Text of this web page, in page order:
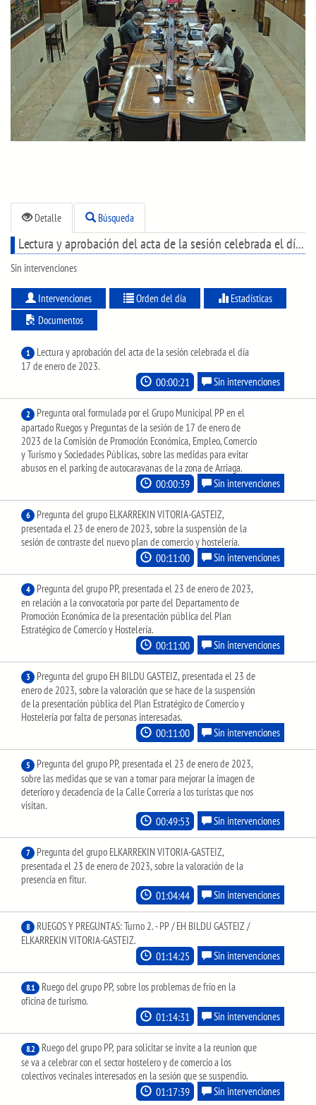
Detalle Búsqueda
Lectura y aprobación del acta de la sesión celebrada el día 17 de enero de 2023.
Sin intervenciones
Intervenciones Orden del día
Estadísticas
Documentos
1
Lectura y aprobación del acta de la sesión celebrada el día
17 de enero de 2023.
00:00:21 Sin intervenciones
2
Pregunta oral formulada por el Grupo Municipal PP en el
apartado Ruegos y Preguntas de la sesión de 17 de enero de
2023 de la Comisión de Promoción Económica, Empleo, Comercio
y Turismo y Sociedades Públicas, sobre las medidas para evitar
abusos en el parking de autocaravanas de la zona de Arriaga.
00:00:39 Sin intervenciones
6
Pregunta del grupo ELKARREKIN VITORIA-GASTEIZ,
presentada el 23 de enero de 2023, sobre la suspensión de la
sesión de contraste del nuevo plan de comercio y hostelería.
00:11:00 Sin intervenciones
4
Pregunta del grupo PP, presentada el 23 de enero de 2023,
en relación a la convocatoria por parte del Departamento de
Promoción Económica de la presentación pública del Plan
Estratégico de Comercio y Hostelería.
00:11:00 Sin intervenciones
3
Pregunta del grupo EH BILDU GASTEIZ, presentada el 23 de
enero de 2023, sobre la valoración que se hace de la suspensión
de la presentación pública del Plan Estratégico de Comercio y
Hostelería por falta de personas interesadas.
00:11:00 Sin intervenciones
5
Pregunta del grupo PP, presentada el 23 de enero de 2023,
sobre las medidas que se van a tomar para mejorar la imagen de
deterioro y decadencia de la Calle Correría a los turistas que nos
visitan.
00:49:53 Sin intervenciones
7
Pregunta del grupo ELKARREKIN VITORIA-GASTEIZ,
presentada el 23 de enero de 2023, sobre la valoración de la
presencia en fitur.
01:04:44 Sin intervenciones
8
RUEGOS Y PREGUNTAS: Turno 2. - PP / EH BILDU GASTEIZ /
ELKARREKIN VITORIA-GASTEIZ.
01:14:25 Sin intervenciones
8.1
Ruego del grupo PP, sobre los problemas de frio en la
oficina de turismo.
01:14:31 Sin intervenciones
8.2
Ruego del grupo PP, para solicitar se invite a la reunion que
se va a celebrar con el sector hostelero y de comercio a los
colectivos vecinales interesados en la sesión que se suspendio.
01:17:39 Sin intervenciones